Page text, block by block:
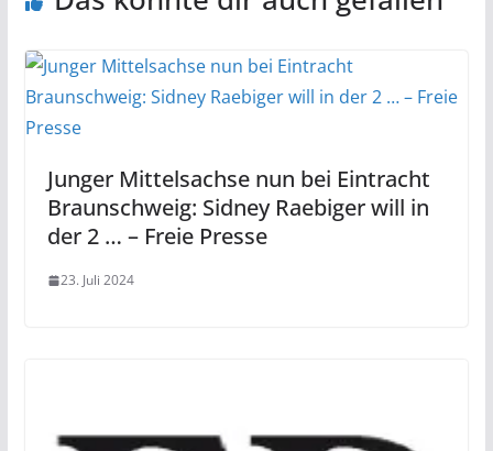
Junger Mittelsachse nun bei Eintracht
Braunschweig: Sidney Raebiger will in
der 2 … – Freie Presse
23. Juli 2024